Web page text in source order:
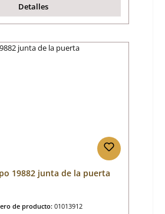
Detalles
19882 junta de la puerta
de producto: 01013912